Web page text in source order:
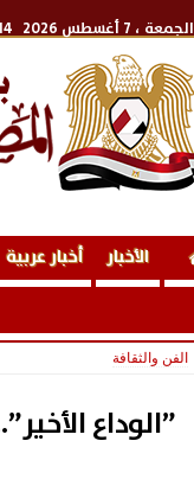
الجمعة ، 7 أغسطس 2026
الأخبار أخبار عربية
الفن والثقافة
”الوداع